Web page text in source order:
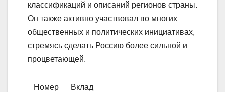
классификаций и описаний регионов страны.
Он также активно участвовал во многих
общественных и политических инициативах,
стремясь сделать Россию более сильной и
процветающей.
Номер Вклад